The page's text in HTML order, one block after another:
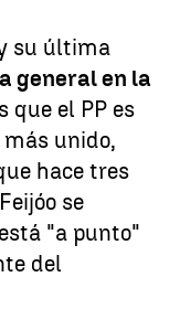
su última
general en la
que el PP es
unido,
hace tres
se
"a punto"
del